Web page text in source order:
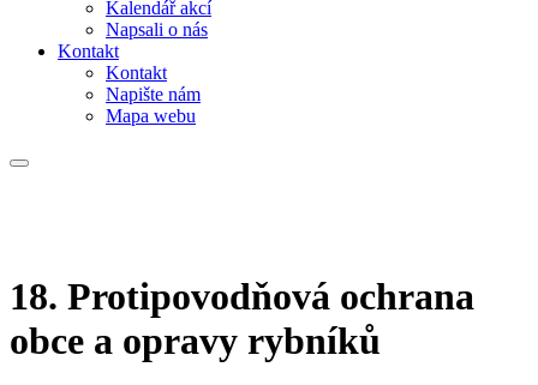
Kalendář akcí
Napsali o nás
Kontakt
Kontakt
Napište nám
Mapa webu
18. Protipovodňová ochrana
obce a opravy rybníků